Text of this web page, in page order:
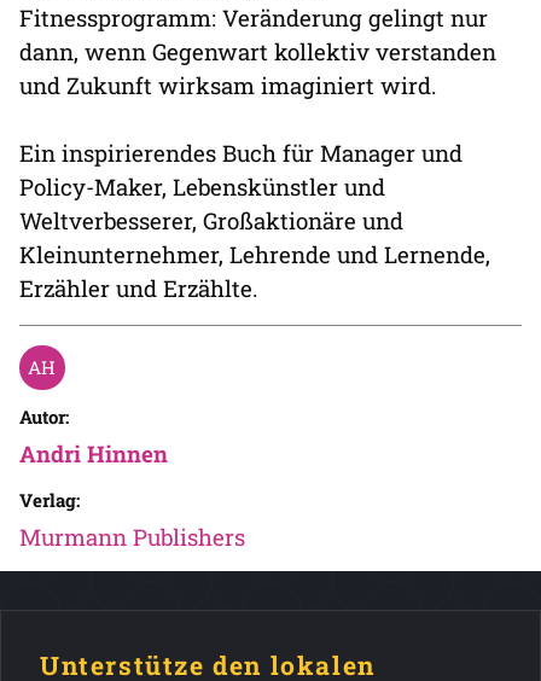
Fitnessprogramm: Veränderung gelingt nur
dann, wenn Gegenwart kollektiv verstanden
und Zukunft wirksam imaginiert wird.
Ein inspirierendes Buch für Manager und
Policy-Maker, Lebenskünstler und
Weltverbesserer, Großaktionäre und
Kleinunternehmer, Lehrende und Lernende,
Erzähler und Erzählte.
Autor:
Andri Hinnen
Verlag:
Murmann Publishers
Unterstütze den lokalen